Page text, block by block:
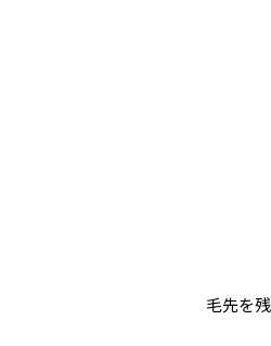
毛先を